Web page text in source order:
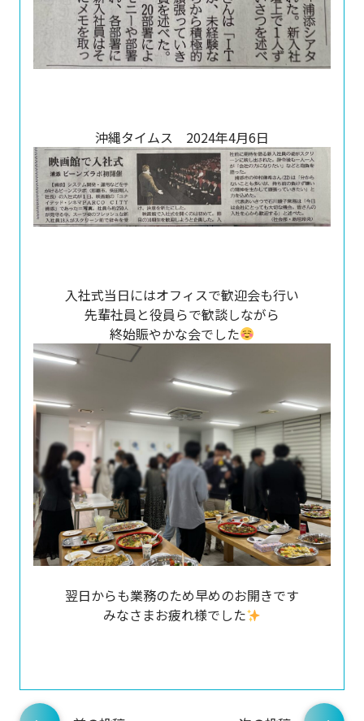
沖縄タイムス 2024年4月6日
入社式当日にはオフィスで歓迎会も行い
先輩社員と役員らで歓談しながら
終始賑やかな会でした
翌日からも業務のため早めのお開きです
みなさまお疲れ様でした